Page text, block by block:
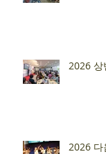
2026 상
2026 다